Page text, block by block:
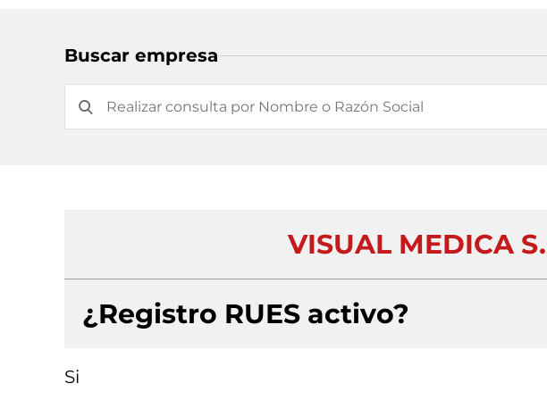
Buscar empresa
VISUAL MEDICA
¿Registro RUES activo?
Si